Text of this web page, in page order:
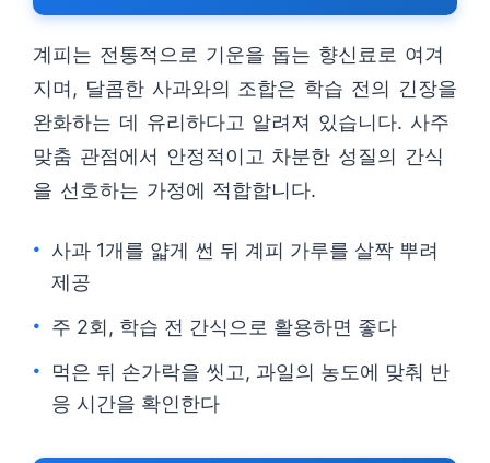
계피는 전통적으로 기운을 돕는 향신료로 여겨
지며, 달콤한 사과와의 조합은 학습 전의 긴장을
완화하는 데 유리하다고 알려져 있습니다. 사주
맞춤 관점에서 안정적이고 차분한 성질의 간식
을 선호하는 가정에 적합합니다.
사과 1개를 얇게 썬 뒤 계피 가루를 살짝 뿌려
제공
주 2회, 학습 전 간식으로 활용하면 좋다
먹은 뒤 손가락을 씻고, 과일의 농도에 맞춰 반
응 시간을 확인한다